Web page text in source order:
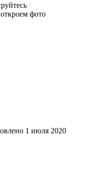
фото
1 июля 2020